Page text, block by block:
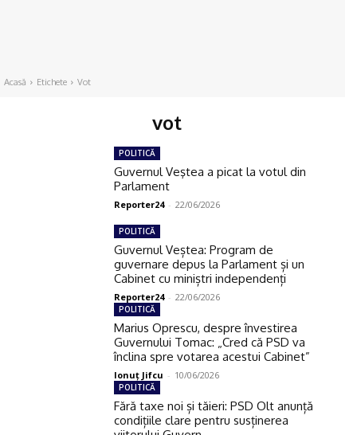
Acasă Etichete Vot
vot
POLITICĂ
Guvernul Veştea a picat la votul din
Parlament
Reporter24 - 22/06/2026
POLITICĂ
Guvernul Veștea: Program de
guvernare depus la Parlament și un
Cabinet cu miniștri independenți
Reporter24 - 22/06/2026
POLITICĂ
Marius Oprescu, despre învestirea
Guvernului Tomac: „Cred că PSD va
înclina spre votarea acestui Cabinet”
Ionuţ Jifcu - 10/06/2026
POLITICĂ
Fără taxe noi și tăieri: PSD Olt anunță
condițiile clare pentru susținerea